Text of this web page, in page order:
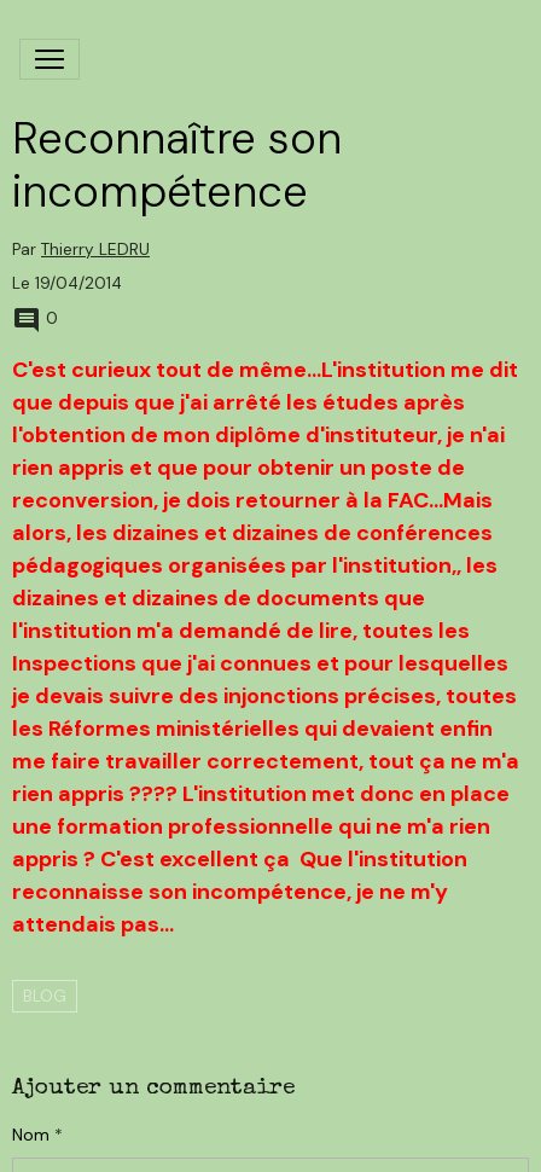
Reconnaître son
incompétence
Par Thierry LEDRU
Le 19/04/2014
0
C'est curieux tout de même...L'institution me dit
que depuis que j'ai arrêté les études après
l'obtention de mon diplôme d'instituteur, je n'ai
rien appris et que pour obtenir un poste de
reconversion, je dois retourner à la FAC...Mais
alors, les dizaines et dizaines de conférences
pédagogiques organisées par l'institution,, les
dizaines et dizaines de documents que
l'institution m'a demandé de lire, toutes les
Inspections que j'ai connues et pour lesquelles
je devais suivre des injonctions précises, toutes
les Réformes ministérielles qui devaient enfin
me faire travailler correctement, tout ça ne m'a
rien appris ???? L'institution met donc en place
une formation professionnelle qui ne m'a rien
appris ? C'est excellent ça Que l'institution
reconnaisse son incompétence, je ne m'y
attendais pas...
BLOG
Ajouter un commentaire
Nom